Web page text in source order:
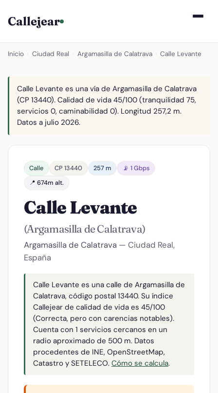
Callejear
Inicio Ciudad Real Argamasilla de Calatrava Calle Levante
Calle Levante es una vía de Argamasilla de Calatrava
(CP 13440). Calidad de vida 45/100 (tranquilidad 75,
servicios 0, caminabilidad 0). Longitud 257,2 m.
Datos a julio 2026.
Calle CP 13440 257 m
📡 1 Gbps
📍 674m alt.
Calle Levante
(Argamasilla de Calatrava)
Argamasilla de Calatrava — Ciudad Real,
España
Calle Levante es una calle de Argamasilla de
Calatrava, código postal 13440. Su índice
Callejear de calidad de vida es 45/100
(Correcta, pero con carencias notables).
Cuenta con 1 servicios cercanos en un
radio aproximado de 500 m. Datos
procedentes de INE, OpenStreetMap,
Catastro y SETELECO. Cómo se calcula.